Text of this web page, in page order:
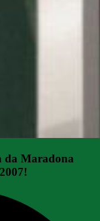
da Maradona